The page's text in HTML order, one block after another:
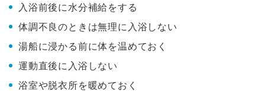
入浴前後に水分補給をする
体調不良のときは無理に入浴しない
湯船に浸かる前に体を温めておく
運動直後に入浴しない
浴室や脱衣所を暖めておく